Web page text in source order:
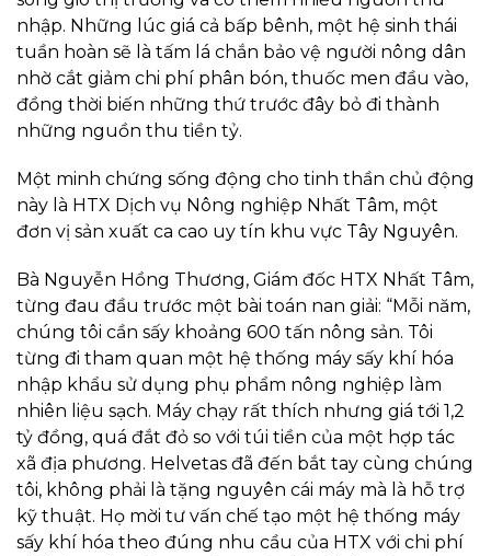
nhập. Những lúc giá cả bấp bênh, một hệ sinh thái
tuần hoàn sẽ là tấm lá chắn bảo vệ người nông dân
nhờ cắt giảm chi phí phân bón, thuốc men đầu vào,
đồng thời biến những thứ trước đây bỏ đi thành
những nguồn thu tiền tỷ.
Một minh chứng sống động cho tinh thần chủ động
này là HTX Dịch vụ Nông nghiệp Nhất Tâm, một
đơn vị sản xuất ca cao uy tín khu vực Tây Nguyên.
Bà Nguyễn Hồng Thương, Giám đốc HTX Nhất Tâm,
từng đau đầu trước một bài toán nan giải: “Mỗi năm,
chúng tôi cần sấy khoảng 600 tấn nông sản. Tôi
từng đi tham quan một hệ thống máy sấy khí hóa
nhập khẩu sử dụng phụ phẩm nông nghiệp làm
nhiên liệu sạch. Máy chạy rất thích nhưng giá tới 1,2
tỷ đồng, quá đắt đỏ so với túi tiền của một hợp tác
xã địa phương. Helvetas đã đến bắt tay cùng chúng
tôi, không phải là tặng nguyên cái máy mà là hỗ trợ
kỹ thuật. Họ mời tư vấn chế tạo một hệ thống máy
sấy khí hóa theo đúng nhu cầu của HTX với chi phí